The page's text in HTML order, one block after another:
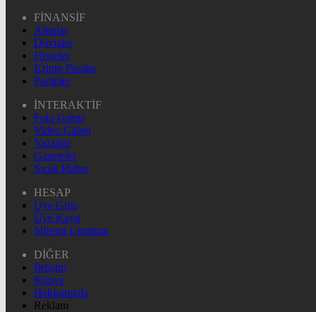
FİNANSİF
Altınlar
Dövizler
Hisseler
Kripto Paralar
Pariteler
İNTERAKTİF
Foto Galeri
Video Galeri
Yazarlar
Gazeteler
Sıcak Haber
HESAP
Üye Giriş
Üye Kayıt
Şifremi Unuttum
DİĞER
İletişim
Künye
Hakkımızda
Reklam